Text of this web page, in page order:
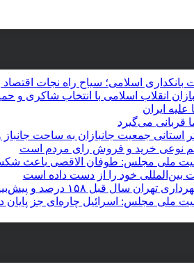
انقلاب اسلامی با انتخاب شاکری و
علیه ایران
قربانی می‌گیرد
جمعیت جانبازان به ساحت جانباز
هم نوعی خرید و فروش رای مردم است
ملی مجلس: طوفان الاقصی باعث
بین‌المللی خود را از دست داده است
۱۵۸ درصد و پیش‌بینی امسال ۲۰۰ درصد است
ملی مجلس: اسرائیل چاره‌ای جز پایان